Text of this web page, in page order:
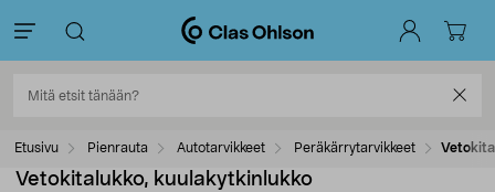
Etusivu Pienrauta Autotarvikkeet Peräkärrytarvikkeet
Vetokitalukko, kuulakytkinlukko